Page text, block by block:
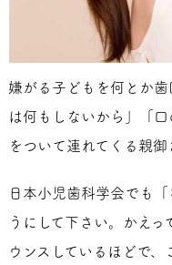
嫌がる子どもを何とか
は何もしないから」「
をついて連れてくる親御
日本小児歯科学会でも
うにして下さい。かえ
ウンスしているほどで